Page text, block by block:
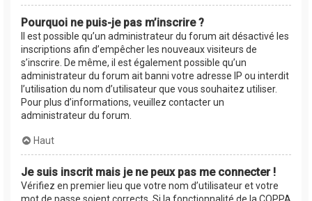
Pourquoi ne puis-je pas m’inscrire ?
Il est possible qu’un administrateur du forum ait désactivé les
inscriptions afin d’empêcher les nouveaux visiteurs de
s’inscrire. De même, il est également possible qu’un
administrateur du forum ait banni votre adresse IP ou interdit
l’utilisation du nom d’utilisateur que vous souhaitez utiliser.
Pour plus d’informations, veuillez contacter un
administrateur du forum.
Haut
Je suis inscrit mais je ne peux pas me connecter !
Vérifiez en premier lieu que votre nom d’utilisateur et votre
mot de passe soient corrects. Si la fonctionnalité de la COPPA